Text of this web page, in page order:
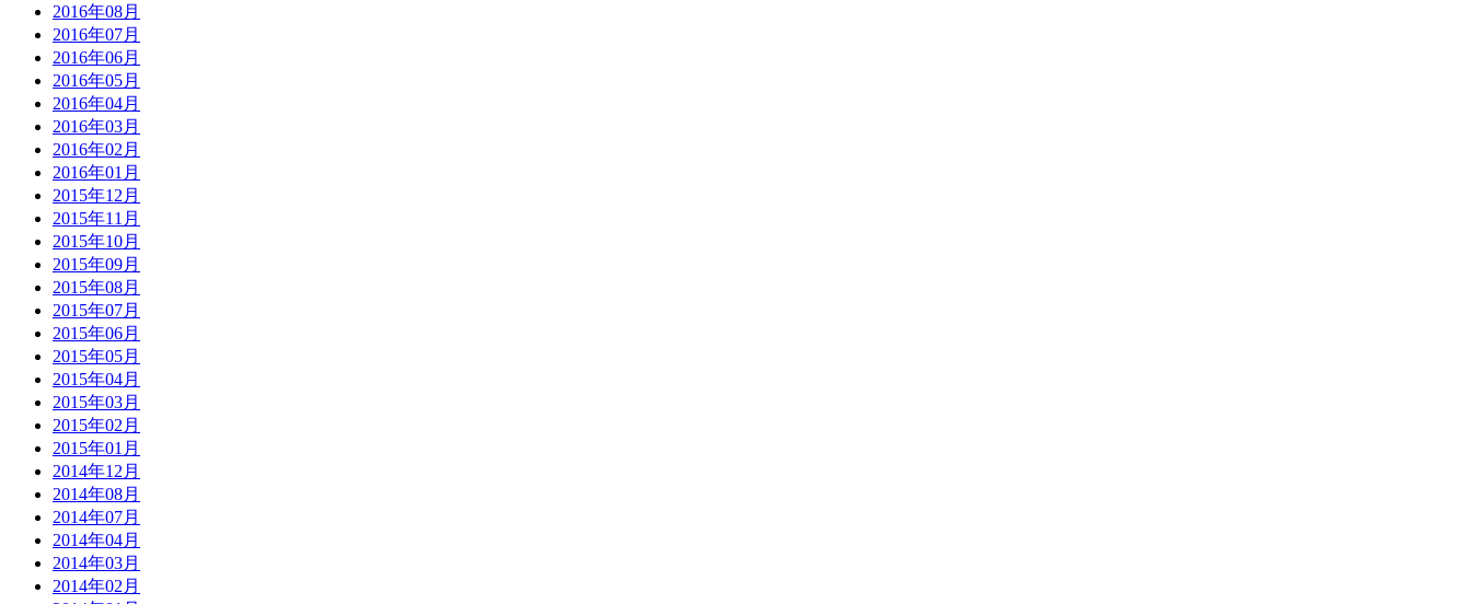
2016年08月
2016年07月
2016年06月
2016年05月
2016年04月
2016年03月
2016年02月
2016年01月
2015年12月
2015年11月
2015年10月
2015年09月
2015年08月
2015年07月
2015年06月
2015年05月
2015年04月
2015年03月
2015年02月
2015年01月
2014年12月
2014年08月
2014年07月
2014年04月
2014年03月
2014年02月